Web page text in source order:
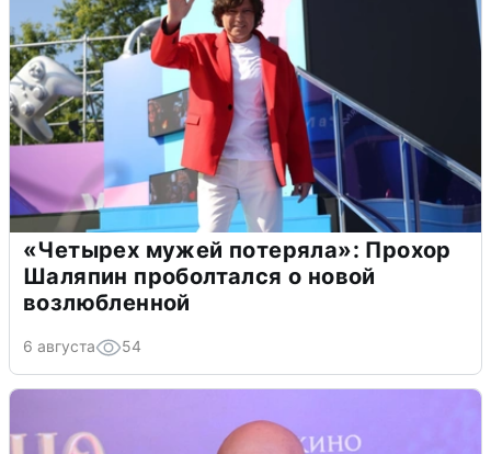
«Четырех мужей потеряла»: Прохор
Шаляпин проболтался о новой
возлюбленной
6 августа 54